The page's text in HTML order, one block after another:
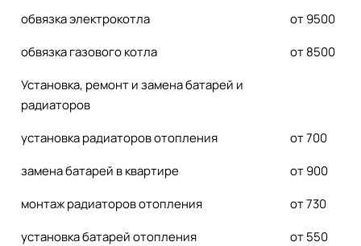
обвязка электрокотла
от 9500
обвязка газового котла
от 8500
Установка, ремонт и замена батарей и
радиаторов
установка радиаторов отопления
от 700
замена батарей в квартире
от 900
монтаж радиаторов отопления
от 730
установка батарей отопления
от 550